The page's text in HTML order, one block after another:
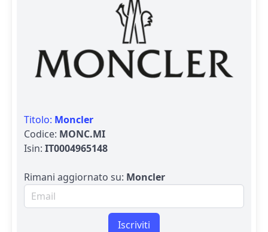
Titolo: Moncler
Codice: MONC.MI
Isin: IT0004965148
Rimani aggiornato su: Moncler
Email per newsletter
Iscriviti